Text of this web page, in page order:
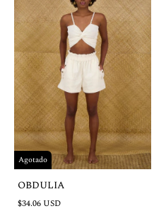
Agotado
OBDULIA
$34.06 USD